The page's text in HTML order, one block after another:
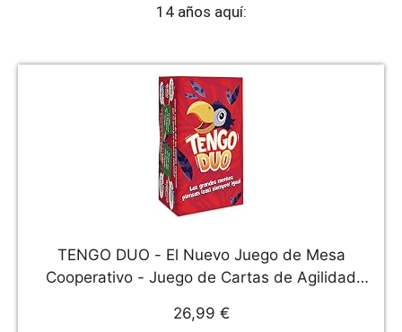
14 años aquí:
TENGO DUO - El Nuevo Juego de Mesa
Cooperativo - Juego de Cartas de Agilidad
Familia o con Amigos, para Niños, Adolescentes
26,99 €